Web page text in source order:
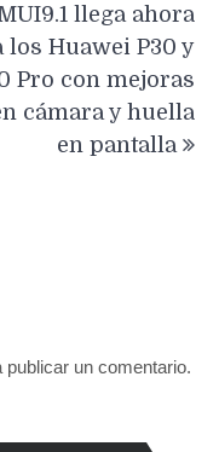
llega ahora
los Huawei P30 y
Pro con mejoras
cámara y huella
en pantalla
publicar un comentario.